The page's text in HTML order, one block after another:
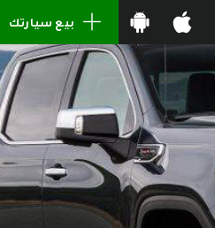
بيع سيارتك